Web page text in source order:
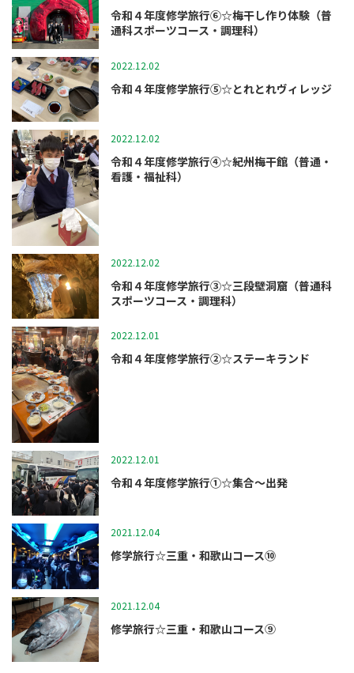
令和４年度修学旅行⑥☆梅干し作り体験（普
通科スポーツコース・調理科）
2022.12.02
令和４年度修学旅行⑤☆とれとれヴィレッジ
2022.12.02
令和４年度修学旅行④☆紀州梅干館（普通・
看護・福祉科）
2022.12.02
令和４年度修学旅行③☆三段壁洞窟（普通科
スポーツコース・調理科）
2022.12.01
令和４年度修学旅行②☆ステーキランド
2022.12.01
令和４年度修学旅行①☆集合～出発
2021.12.04
修学旅行☆三重・和歌山コース⑩
2021.12.04
修学旅行☆三重・和歌山コース⑨